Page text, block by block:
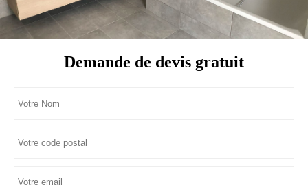
Demande de devis gratuit